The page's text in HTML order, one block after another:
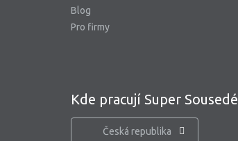
Blog
Pro firmy
Kde pracují Super Sousedé
Česká republika